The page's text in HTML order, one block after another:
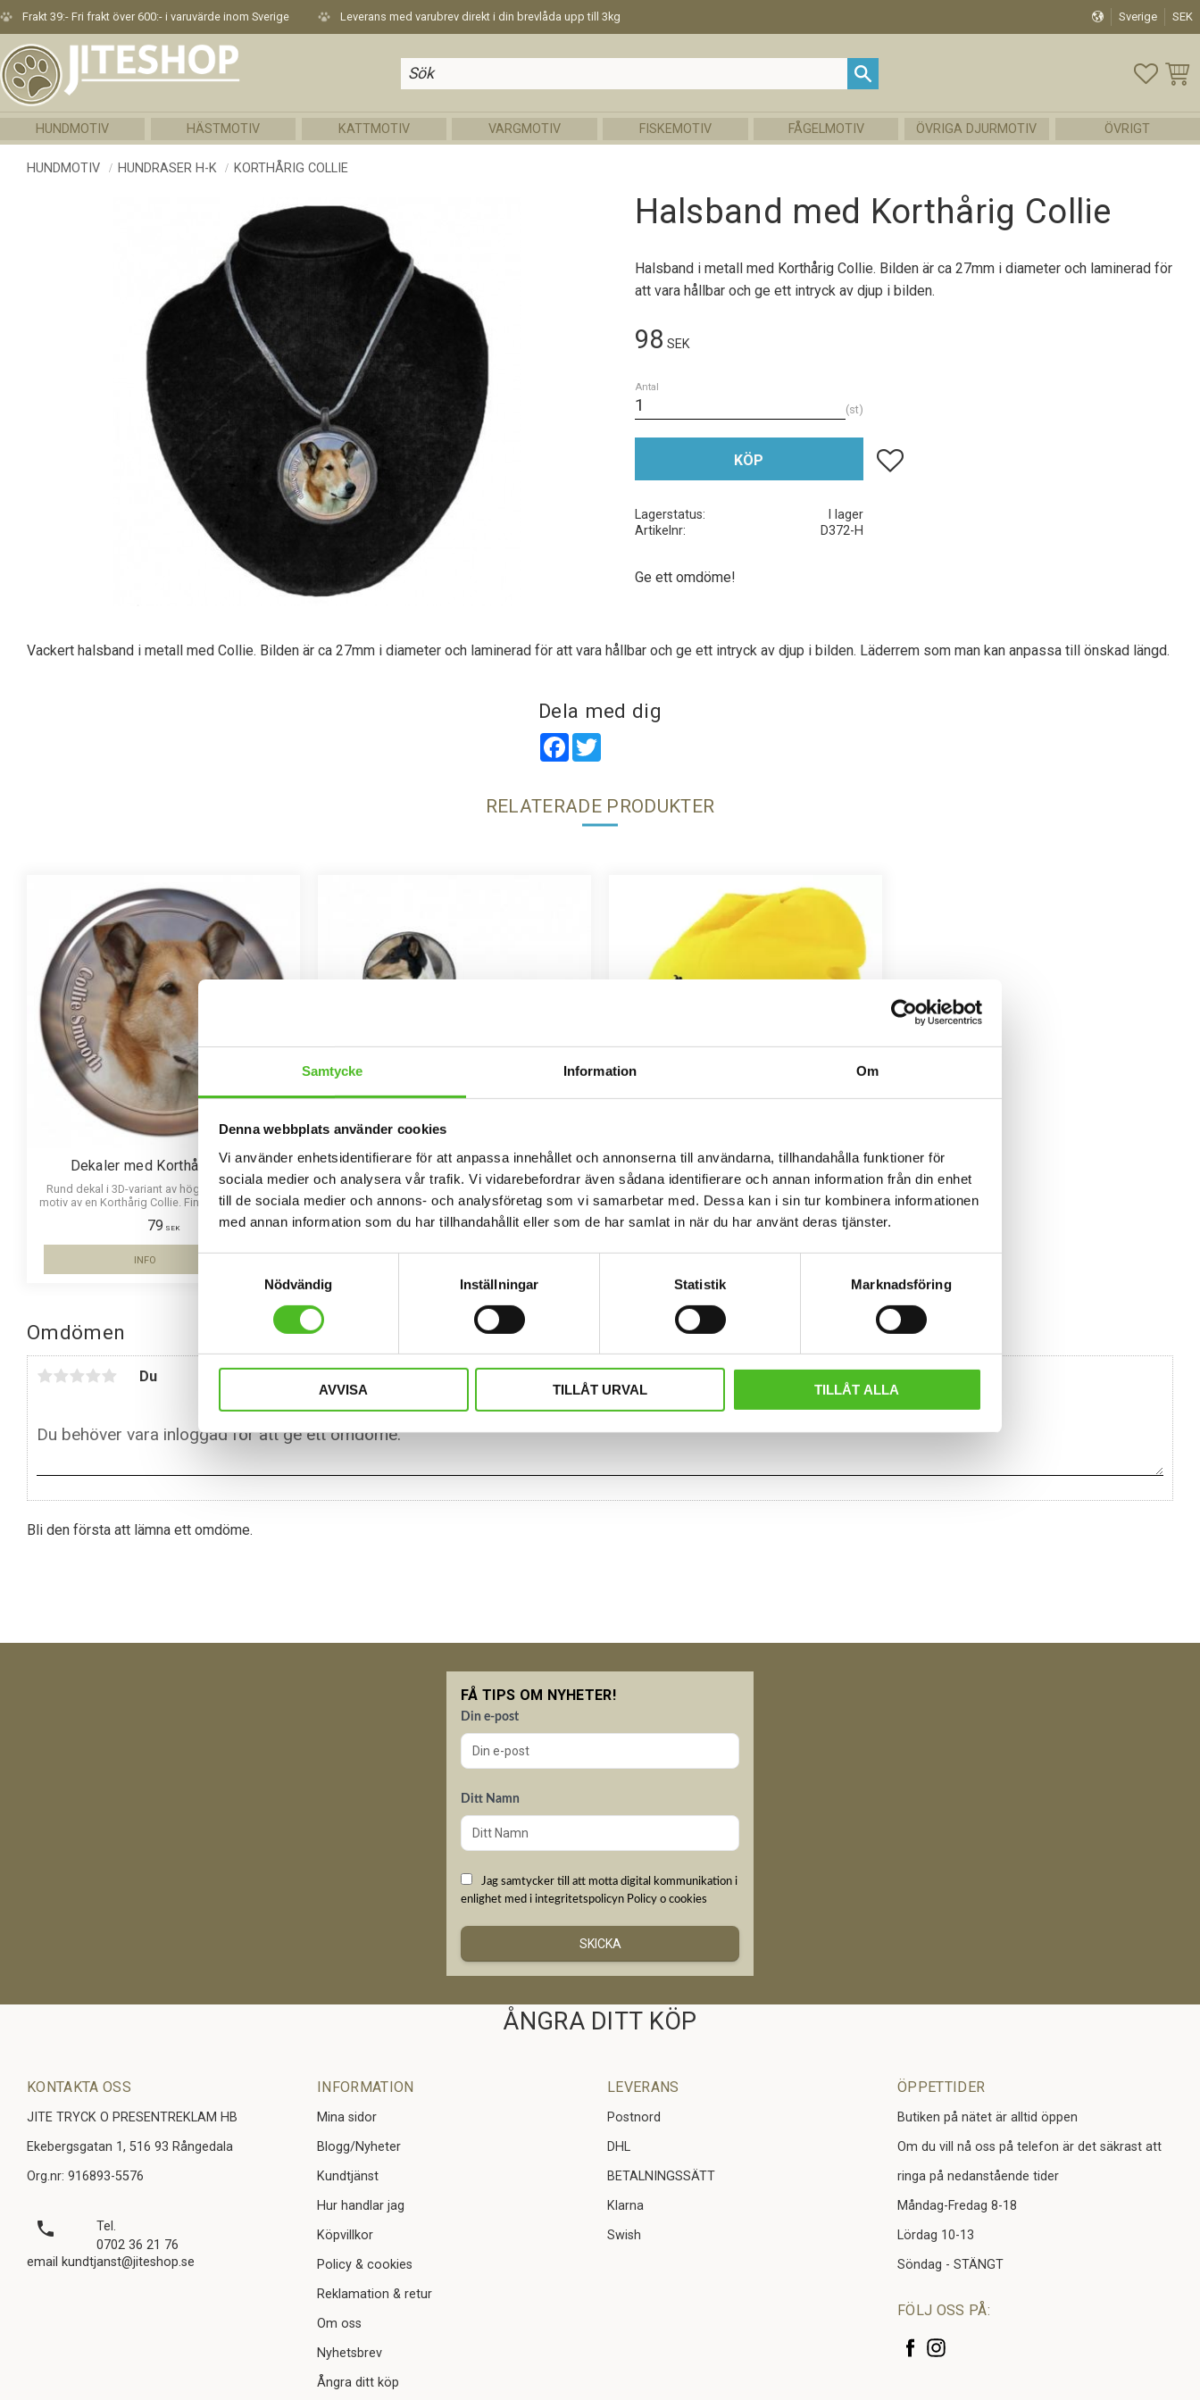
Samtycke Information Om
Denna webbplats använder cookies
Vi använder enhetsidentifierare för att anpassa innehållet och annonserna till användarna, tillhandahålla funktioner för
sociala medier och analysera vår trafik. Vi vidarebefordrar även sådana identifierare och annan information från din enhet
till de sociala medier och annons- och analysföretag som vi samarbetar med. Dessa kan i sin tur kombinera informationen
med annan information som du har tillhandahållit eller som de har samlat in när du har använt deras tjänster.
Nödvändig
Inställningar Statistik Marknadsföring
AVVISA TILLÅT URVAL TILLÅT ALLA
Frakt 39:- Fri frakt över 600:- i varuvärde inom Sverige Leverans med varubrev direkt i din brevlåda upp till 3kg Sverige SEK
HUNDMOTIV HÄSTMOTIV KATTMOTIV VARGMOTIV FISKEMOTIV FÅGELMOTIV ÖVRIGA DJURMOTIV ÖVRIGT
HUNDMOTIV HUNDRASER H-K KORTHÅRIG COLLIE
Halsband med Korthårig Collie
Halsband i metall med Korthårig Collie. Bilden är ca 27mm i diameter och laminerad för
att vara hållbar och ge ett intryck av djup i bilden.
98 SEK
Antal
st
KÖP Lägg till i favoriter
Lagerstatus
I lager
Artikelnr
D372-H
Ge ett omdöme!
Vackert halsband i metall med Collie. Bilden är ca 27mm i diameter och laminerad för att vara hållbar och ge ett intryck av djup i bilden. Läderrem som man kan anpassa till önskad längd.
Dela med dig
Facebook
Omdömen
Du
Bli den första att lämna ett omdöme.
RELATERADE PRODUKTER
Dekaler med Korthårig Collie
Rund dekal i 3D-variant av hög kvalitet med ett
motiv av en Korthårig Collie. Finns i 2 storlekar 10
cm och 15 cm i diameter.
79 SEK
INFO
Pin med Korthårig Collie
Elegant pin i metall med Korthårig Collie att fästa
på kläderna. Diameter ca 2.5cm.
59SEK
Mössa med Korthårig Collie
en Korthårig Collie. Mössan finns i flera färger.
159SEK
FÅ TIPS OM NYHETER!
Din e-post
Ditt Namn
Jag samtycker till att motta digital kommunikation i
enlighet med i integritetspolicyn Policy o cookies
SKICKA
ÅNGRA DITT KÖP
KONTAKTA OSS
JITE TRYCK O PRESENTREKLAM HB
Ekebergsgatan 1, 516 93 Rångedala
Org.nr: 916893-5576
local_phone
Tel.
0702 36 21 76
email kundtjanst@jiteshop.se
INFORMATION
Mina sidor
Blogg/Nyheter
Kundtjänst
Hur handlar jag
Köpvillkor
Policy & cookies
Reklamation & retur
Om oss
Nyhetsbrev
Ångra ditt köp
LEVERANS
Postnord
DHL
BETALNINGSSÄTT
Klarna
Swish
ÖPPETTIDER
Butiken på nätet är alltid öppen
Om du vill nå oss på telefon är det säkrast att
ringa på nedanstående tider
Måndag-Fredag 8-18
Lördag 10-13
Söndag - STÄNGT
FÖLJ OSS PÅ: